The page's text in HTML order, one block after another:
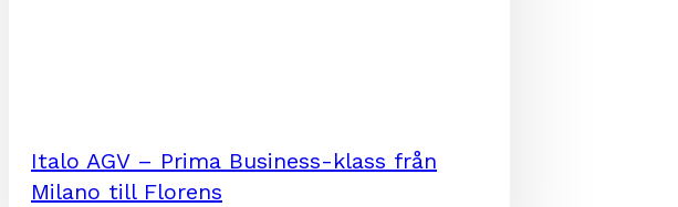
Italo AGV – Prima Business-klass från
Milano till Florens